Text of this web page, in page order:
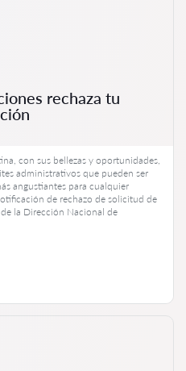
rechaza tu
con sus bellezas y oportunidades,
administrativos que pueden ser
angustiantes para cualquier
de rechazo de solicitud de
la Dirección Nacional de